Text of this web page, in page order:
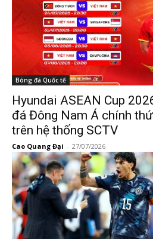
Bóng đá Quốc tế
Hyundai ASEAN Cup
đá Đông Nam Á chính
trên hệ thống SCTV
Cao Quang Đại - 27/07/2026